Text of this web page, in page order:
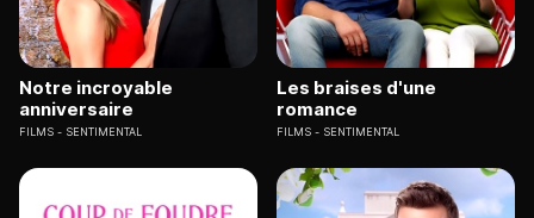
Notre incroyable
anniversaire
FILMS SENTIMENTAL
Les braises d'une
romance
FILMS SENTIMENTAL